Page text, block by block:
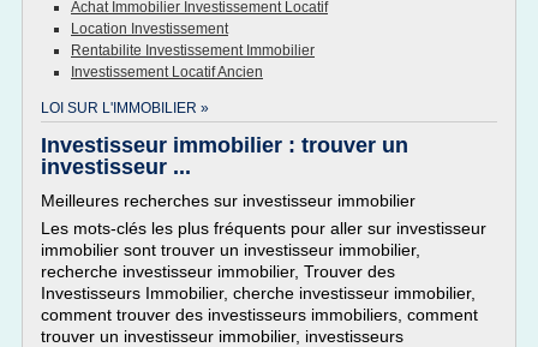
Achat Immobilier Investissement Locatif
Location Investissement
Rentabilite Investissement Immobilier
Investissement Locatif Ancien
LOI SUR L'IMMOBILIER »
Investisseur immobilier : trouver un
investisseur ...
Meilleures recherches sur investisseur immobilier
Les mots-clés les plus fréquents pour aller sur investisseur
immobilier sont trouver un investisseur immobilier,
recherche investisseur immobilier, Trouver des
Investisseurs Immobilier, cherche investisseur immobilier,
comment trouver des investisseurs immobiliers, comment
trouver un investisseur immobilier, investisseurs